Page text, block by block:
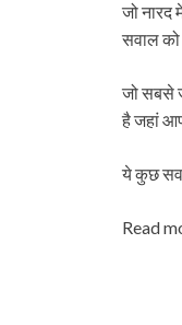
जो नारद
सवाल
जो सबसे
है जहां
ये कुछ
Read